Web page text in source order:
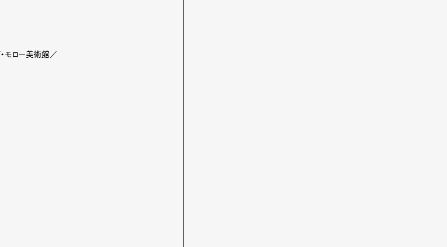
モロー美術館／